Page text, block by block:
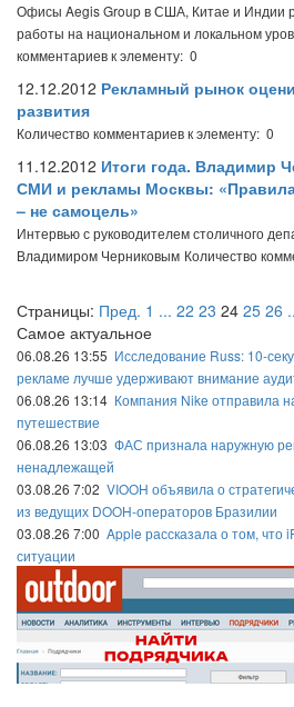
Офисы Aegis Group в США, Китае и Индии
работы на национальном и локальном
комментариев к элементу: 0
12.12.2012 Рекламный рынок
развития
Количество комментариев к элементу: 0
11.12.2012 Итоги года. Владимир
СМИ и рекламы Москвы:
– не самоцель»
Интервью с руководителем столичного
Владимиром Черниковым Количество
Страницы: Пред. 1 ... 22 23 24 25 26
Самое актуальное
06.08.26 13:55 Исследование Russ: 10-
рекламе лучше удерживают внимание
06.08.26 13:14 Компания Nike отправила
путешествие
06.08.26 13:03 ФАС признала наружную
ненадлежащей
03.08.26 7:02 VIOOH объявила о
из ведущих DOOH-операторов Бразилии
03.08.26 7:00 Apple рассказала о том, что
ситуации